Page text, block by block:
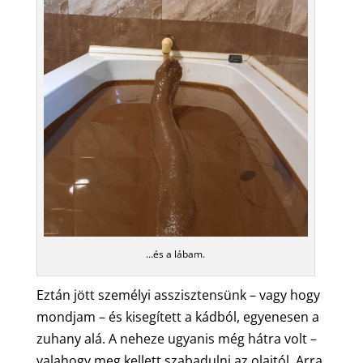
…és a lábam.
Eztán jött személyi asszisztensünk – vagy hogy
mondjam – és kisegített a kádból, egyenesen a
zuhany alá. A neheze ugyanis még hátra volt –